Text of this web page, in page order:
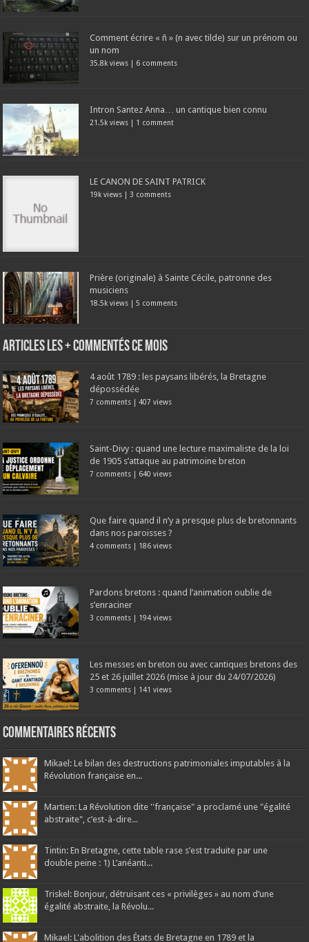
Comment écrire « ñ » (n avec tilde) sur un prénom ou
un nom
35.8k views | 6 comments
Intron Santez Anna… un cantique bien connu
21.5k views | 1 comment
LE CANON DE SAINT PATRICK
19k views | 3 comments
Prière (originale) à Sainte Cécile, patronne des
musiciens
18.5k views |5 comments
Articles les + commentés ce mois
4 août 1789 : les paysans libérés, la Bretagne
dépossédée
7 comments |407 views
Saint-Divy : quand une lecture maximaliste de la loi
de 1905 s’attaque au patrimoine breton
7 comments | 640 views
Que faire quand il n’y a presque plus de bretonnants
dans nos paroisses ?
4 comments | 186 views
Pardons bretons : quand l’animation oublie de
s’enraciner
3 comments | 194 views
Les messes en breton ou avec cantiques bretons des
25 et 26 juillet 2026 (mise à jour du 24/07/2026)
3 comments | 141 views
Commentaires récents
Mikael: Le bilan des destructions patrimoniales imputables à la
Révolution française en...
Martien: La Révolution dite ''française" a proclamé une "égalité
abstraite", c’est-à-dire...
Tintin: En Bretagne, cette table rase s’est traduite par une
double peine : 1) L’anéanti...
Triskel: Bonjour, détruisant ces « privilèges » au nom d’une
égalité abstraite, la Révolu...
Mikael: L'abolition des États de Bretagne en 1789 et la